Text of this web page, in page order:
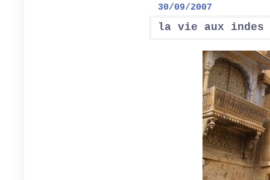
30/09/2007
la vie aux indes